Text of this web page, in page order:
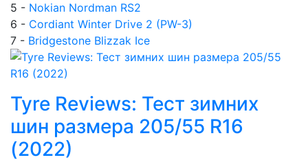
5 - Nokian Nordman RS2
6 - Cordiant Winter Drive 2 (PW-3)
7 - Bridgestone Blizzak Ice
Tyre Reviews: Тест зимних
шин размера 205/55 R16
(2022)